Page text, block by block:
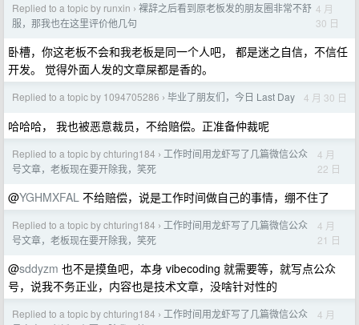
Replied to a topic by runxin › 裸辞之后看到原老板发的朋友圈非常不舒
服，那我也在这里评价他几句
4 月
30 日
卧槽，你这老板不会和我老板是同一个人吧， 都是迷之自信，不信任
开发。 觉得外面人发的文章屎都是香的。
Replied to a topic by 1094705286 › 毕业了朋友们，今日 Last Day 4 月 30 日
哈哈哈， 我也被恶意裁员，不给赔偿。正准备仲裁呢
Replied to a topic by chturing184 › 工作时间用龙虾写了几篇微信公众
号文章，老板现在要开除我，笑死
4 月
22 日
@YGHMXFAL 不给赔偿，说是工作时间做自己的事情，绷不住了
Replied to a topic by chturing184 › 工作时间用龙虾写了几篇微信公众
号文章，老板现在要开除我，笑死
4 月
21 日
@sddyzm 也不是摸鱼吧，本身 vibecoding 就需要等，就写点公众
号，说我不务正业，内容也是技术文章，没啥针对性的
Replied to a topic by chturing184 › 工作时间用龙虾写了几篇微信公众
4 月